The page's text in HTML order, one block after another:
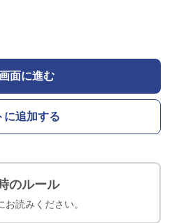
面に進む
に追加する
のルール
お読みください。